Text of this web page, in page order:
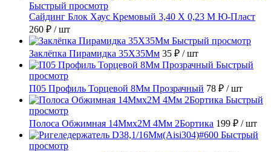
Быстрый просмотр
Сайдинг Блок Хаус Кремовый 3,40 Х 0,23 М Ю-Пласт
260 ₽ / шт
Быстрый просмотр
Заклёпка Пирамидка 35X35Мм 35 ₽ / шт
Быстрый
просмотр
П05 Профиль Торцевой 8Мм Прозрачный 78 ₽ / шт
Быстрый
просмотр
Полоса Обжимная 14Ммх2М 4Мм 2Бортика 199 ₽ / шт
Быстрый
просмотр